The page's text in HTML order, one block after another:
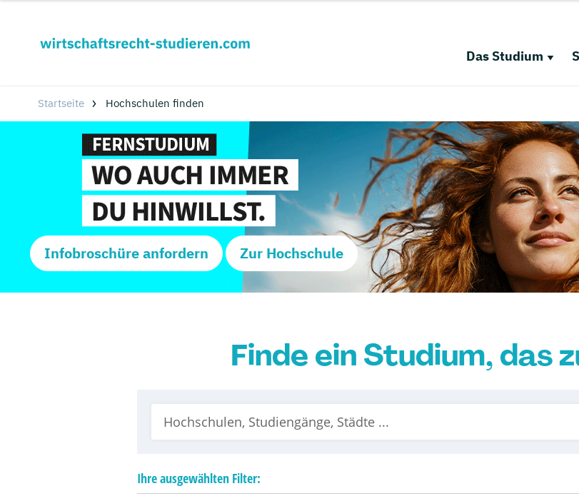
Das Studium
Startseite Hochschulen finden
Infobroschüre anfordern Zur Hochschule
Finde ein Studium, das
Ihreausgewählten Filter: